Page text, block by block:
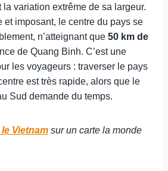
la variation extrême de sa largeur.
et imposant, le centre du pays se
n’atteignant que 50 km de
de Quang Binh. C’est une
les voyageurs : traverser le pays
est très rapide, alors que le
Sud demande du temps.
Vietnam sur un carte la monde